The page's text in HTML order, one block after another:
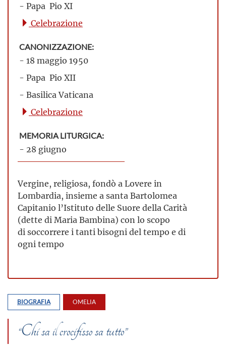
- Papa Pio XI
Celebrazione
CANONIZZAZIONE:
- 18 maggio 1950
- Papa Pio XII
- Basilica Vaticana
Celebrazione
MEMORIA LITURGICA:
- 28 giugno
Vergine, religiosa, fondò a Lovere in
Lombardia, insieme a santa Bartolomea
Capitanio l’Istituto delle Suore della Carità
(dette di Maria Bambina) con lo scopo
di soccorrere i tanti bisogni del tempo e di
ogni tempo
BIOGRAFIA OMELIA
“Chi sa il crocifisso sa tutto”